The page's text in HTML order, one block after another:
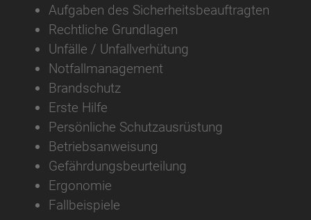
Aufgaben des Sicherheitsbeauftragten
Rechtliche Grundlagen
Unfälle / Unfallverhütung
Notfallmanagement
Brandschutz
Erste Hilfe
Persönliche Schutzausrüstung
Betriebsanweisung
Gefährdungsbeurteilung
Ergonomie
Fallbeispiele